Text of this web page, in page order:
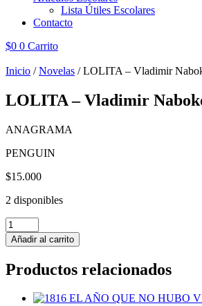
Lista Útiles Escolares
Contacto
$0 0 Carrito
Inicio /Novelas / LOLITA – Vladimir
LOLITA – Vladimir
ANAGRAMA
PENGUIN
$15.000
2 disponibles
LOLITA
-
Vladimir
cantidad
Añadir al carrito
Productos relacionados